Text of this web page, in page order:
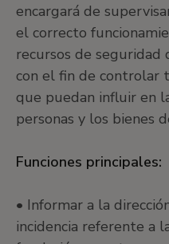
encargará de
el correcto
recursos de seguridad
con el fin de controlar
que puedan influir en
personas y los bienes
Funciones principales:
• Informar a la
incidencia referente a